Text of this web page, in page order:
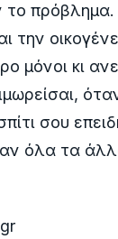
το
την
μόνοι κι
σου
όλα τα